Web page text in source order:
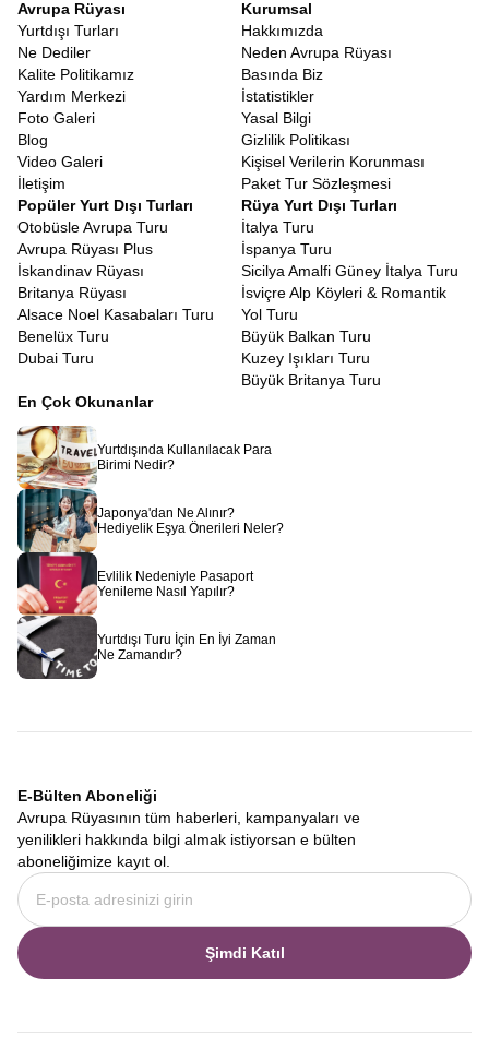
Avrupa Rüyası
Yurtdışı Turları
Ne Dediler
Kalite Politikamız
Yardım Merkezi
Foto Galeri
Blog
Video Galeri
İletişim
Kurumsal
Hakkımızda
Neden Avrupa Rüyası
Basında Biz
İstatistikler
Yasal Bilgi
Gizlilik Politikası
Kişisel Verilerin Korunması
Paket Tur Sözleşmesi
Popüler Yurt Dışı Turları
Otobüsle Avrupa Turu
Avrupa Rüyası Plus
İskandinav Rüyası
Britanya Rüyası
Alsace Noel Kasabaları Turu
Benelüx Turu
Dubai Turu
Rüya Yurt Dışı Turları
İtalya Turu
İspanya Turu
Sicilya Amalfi Güney İtalya Turu
İsviçre Alp Köyleri & Romantik
Yol Turu
Büyük Balkan Turu
Kuzey Işıkları Turu
Büyük Britanya Turu
En Çok Okunanlar
Yurtdışında Kullanılacak Para
Birimi Nedir?
Japonya'dan Ne Alınır?
Hediyelik Eşya Önerileri Neler?
Evlilik Nedeniyle Pasaport
Yenileme Nasıl Yapılır?
Yurtdışı Turu İçin En İyi Zaman
Ne Zamandır?
E-Bülten Aboneliği
Avrupa Rüyasının tüm haberleri, kampanyaları ve
yenilikleri hakkında bilgi almak istiyorsan e bülten
aboneliğimize kayıt ol.
Şimdi Katıl